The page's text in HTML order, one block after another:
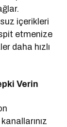
içerikleri
etmenize
daha hızlı
Verin